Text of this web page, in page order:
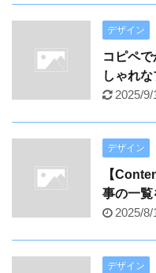
デザイン
コピペ
しゃれ
2025/9/
デザイン
【
事の一覧
2025/8/
デザイン